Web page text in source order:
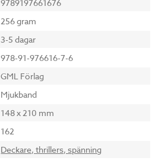
9789197661676
256 gram
3-5 dagar
978-91-976616-7-6
GML Förlag
Mjukband
148 x 210 mm
162
Deckare, thrillers, spänning